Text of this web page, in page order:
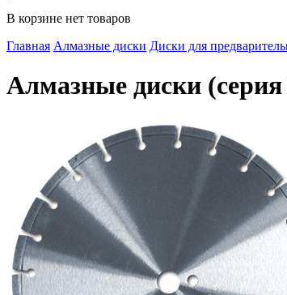
В корзине нет товаров
Главная Алмазные диски Диски для
Алмазные диски